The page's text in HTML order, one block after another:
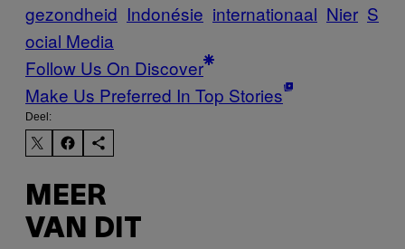
gezondheid Indonésie internationaal Nier S
ocial Media
Follow Us On Discover
Make Us Preferred In Top Stories
Deel:
MEER
VAN DIT